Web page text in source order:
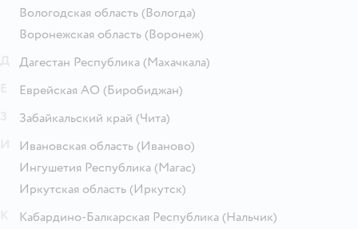
Вологодская область (Вологда)
Воронежская область (Воронеж)
Дагестан Республика (Махачкала)
Еврейская АО (Биробиджан)
Забайкальский край (Чита)
Ивановская область (Иваново)
Ингушетия Республика (Магас)
Иркутская область (Иркутск)
Кабардино-Балкарская Республика (Нальчик)